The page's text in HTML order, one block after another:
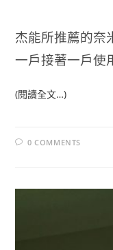
杰能所推薦的奈
一戶接著一戶使
(閱讀全文…)
0 COMMENTS